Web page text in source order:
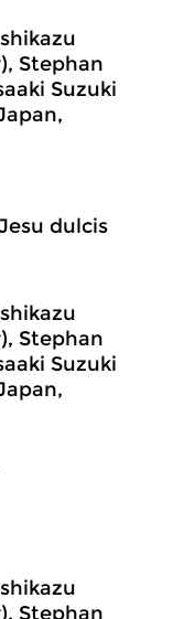
Stephan
Suzuki
dulcis
Stephan
Suzuki
Stephan